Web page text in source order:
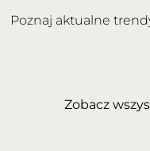
Poznaj aktualne
Zobacz